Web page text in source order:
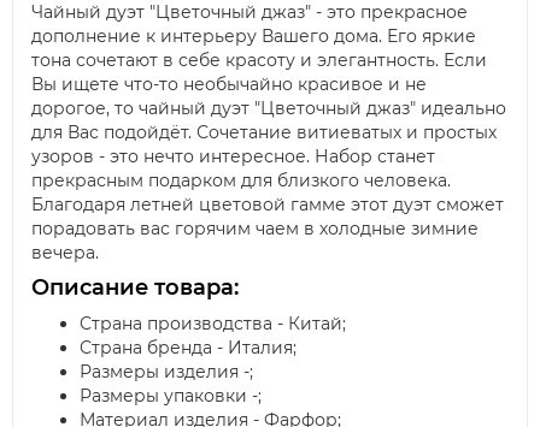
Чайный дуэт "Цветочный джаз" - это прекрасное
дополнение к интерьеру Вашего дома. Его яркие
тона сочетают в себе красоту и элегантность. Если
Вы ищете что-то необычайно красивое и не
дорогое, то чайный дуэт "Цветочный джаз" идеально
для Вас подойдёт. Сочетание витиеватых и простых
узоров - это нечто интересное. Набор станет
прекрасным подарком для близкого человека.
Благодаря летней цветовой гамме этот дуэт сможет
порадовать вас горячим чаем в холодные зимние
вечера.
Описание товара:
Страна производства - Китай;
Страна бренда - Италия;
Размеры изделия -;
Размеры упаковки -;
Материал изделия - Фарфор;